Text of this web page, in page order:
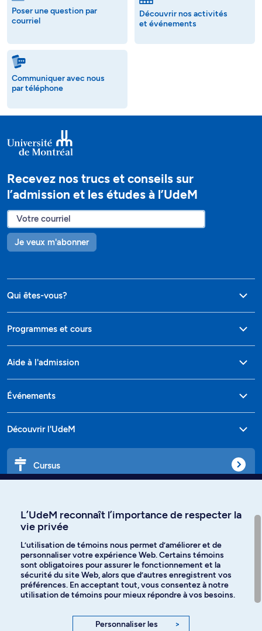
Poser une question par
courriel
Découvrir nos activités
et événements
Communiquer avec nous
par téléphone
Recevez nos trucs et conseils sur
l’admission et les études à l’UdeM
Je veux m'abonner
Qui êtes-vous?
Programmes et cours
Aide à l'admission
Événements
Découvrir l'UdeM
Cursus
Langues
Facebook Instagram
YouTube
L’UdeM reconnaît l’importance de respecter la
vie privée
L’utilisation de témoins nous permet d’améliorer et de
personnaliser votre expérience Web. Certains témoins
sont obligatoires pour assurer le fonctionnement et la
sécurité du site Web, alors que d’autres enregistrent vos
préférences. En acceptant tout, vous consentez à notre
utilisation de témoins pour mieux répondre à vos besoins.
Personnaliser les
>